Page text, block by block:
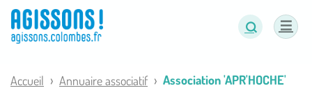
Accueil Annuaire associatif Association 'APR'HOCHE'
Panneau de gestion des cookies